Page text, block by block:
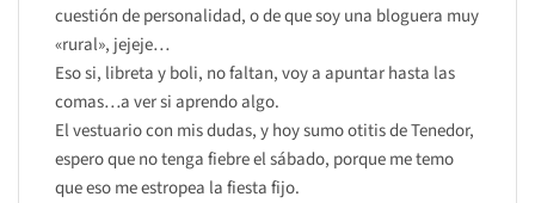
cuestión de personalidad, o de que soy una bloguera muy
«rural», jejeje…
Eso si, libreta y boli, no faltan, voy a apuntar hasta las
comas…a ver si aprendo algo.
El vestuario con mis dudas, y hoy sumo otitis de Tenedor,
espero que no tenga fiebre el sábado, porque me temo
que eso me estropea la fiesta fijo.